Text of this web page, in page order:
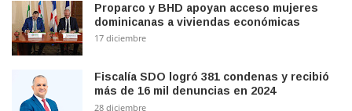
Proparco y BHD apoyan acceso mujeres
dominicanas a viviendas económicas
17 diciembre
Fiscalía SDO logró 381 condenas y recibió
más de 16 mil denuncias en 2024
28 diciembre